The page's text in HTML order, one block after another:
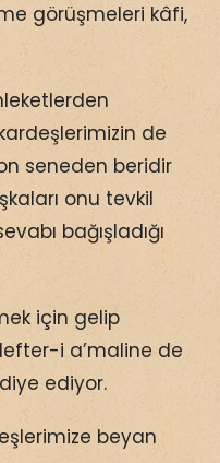
görüşmeleri kâfi,
de
on seneden beridir
onu tevkil
bağışladığı
için gelip
i a’maline de
ediyor.
beyan